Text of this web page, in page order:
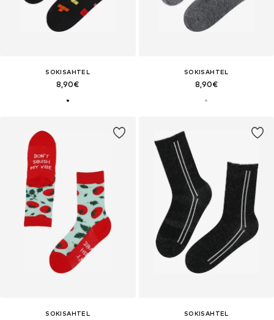
SOKISAHTEL
8,90€
SOKISAHTEL
8,90€
SOKISAHTEL SOKISAHTEL